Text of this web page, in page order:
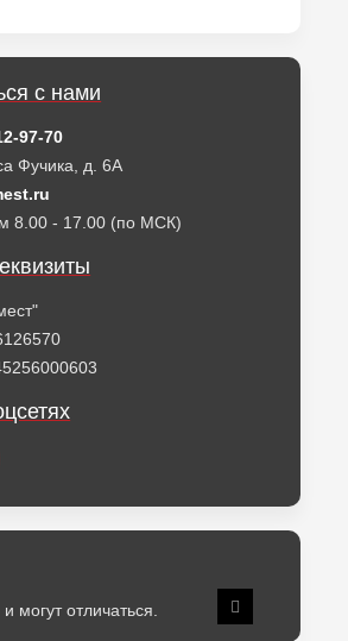
с нами
97-70
Фучика, д. 6А
8.00 - 17.00 (по МСК)
отличаться.